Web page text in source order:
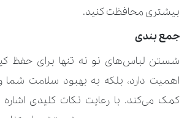
بیشتری محافظت کنید.
جمع بندی
شستن لباس‌های نو نه تنها برای حفظ
اهمیت دارد، بلکه به بهبود سلامت
کمک می‌کند. با رعایت نکات کلیدی اشاره